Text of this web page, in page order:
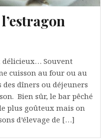
délicieux… Souvent
cuisson au four ou au
dîners ou déjeuners
Bien sûr, le bar pêché
plus goûteux mais on
d’élevage de […]